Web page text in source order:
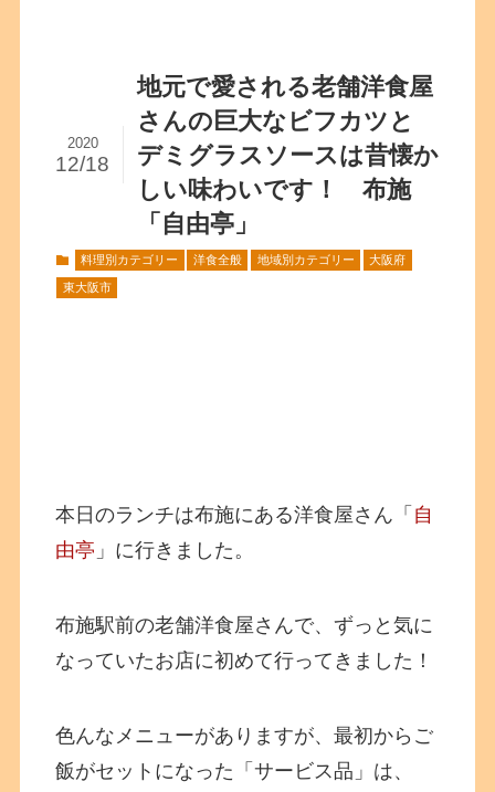
地元で愛される老舗洋食屋
さんの巨大なビフカツと
デミグラスソースは昔懐か
しい味わいです！ 布施
「自由亭」
2020
12/18
料理別カテゴリー 洋食全般 地域別カテゴリー 大阪府
東大阪市
本日のランチは布施にある洋食屋さん「 自
由亭 」に行きました。
布施駅前の老舗洋食屋さんで、ずっと気に
なっていたお店に初めて行ってきました！
色んなメニューがありますが、最初からご
飯がセットになった「サービス品」は、